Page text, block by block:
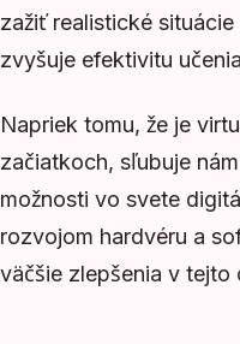
zažiť realistické
zvyšuje efektivitu
Napriek tomu, že je
začiatkoch, sľubuje
možnosti vo svete
rozvojom hardvéru a
väčšie zlepšenia v